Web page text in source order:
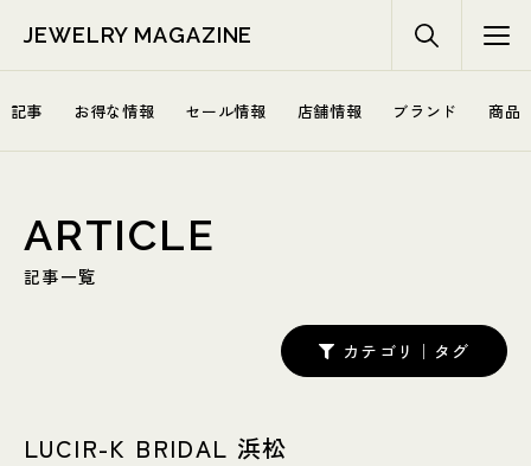
JEWELRY MAGAZINE
記事 お得な情報 セール情報 店舗情報 ブランド 商品
ARTICLE
記事一覧
カテゴリ｜タグ
LUCIR-K BRIDAL 浜松